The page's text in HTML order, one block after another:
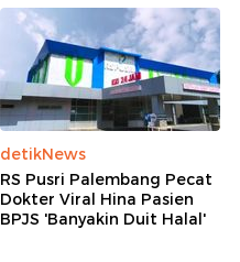
detikNews
RS Pusri Palembang Pecat
Dokter Viral Hina Pasien
BPJS 'Banyakin Duit Halal'